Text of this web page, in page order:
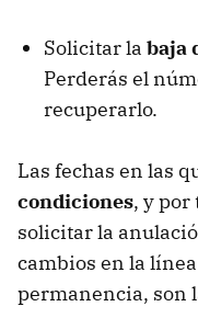
Solicitar la baja
Perderás el
recuperarlo.
Las fechas en las
condiciones, y por
solicitar la
cambios en la
permanencia, son